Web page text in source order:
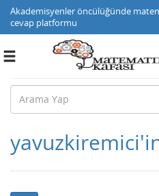
Akademisyenler öncülüğünde
cevap platformu
Toggle